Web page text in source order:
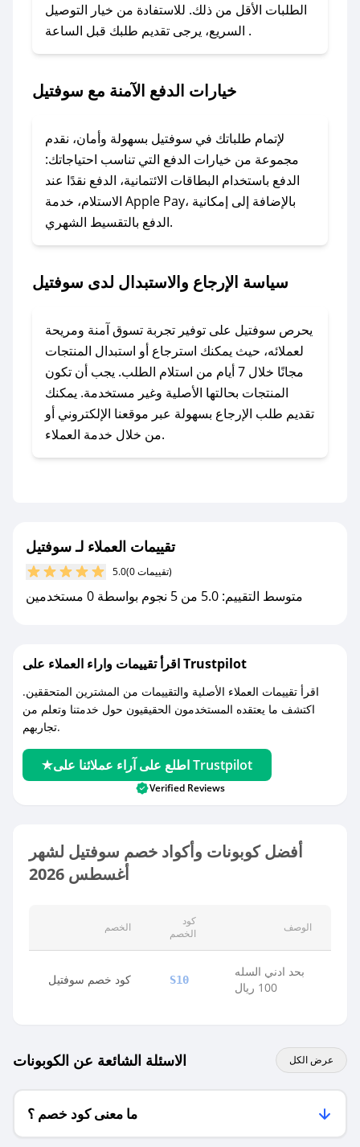
### كيفية استخدام كود خصم سوفتيل؟
1. انسخ كود الخصم من تطبيق صحصح.
2. الصقه في خانة الدفع عند التسوق من سوفتيل.
### ماذا أفعل إذا لم يعمل كود الخصم؟
الرسائل الخاصة على تويتر أو البريد الإلكتروني،
وسنقوم بحل المشكلة في أسرع وقت ممكن.
### ماذا أفعل إذا لم أجد كود خصم لمتجري
المفضل؟
في حال عدم توفر كوبونات لمتجرك المفضل، يمكنك
أسرع وقت ممكن.
### كيف تحصل على كوبونات خصم حصرية من
سوفتيل؟
للحصول على كوبونات وخصومات حصرية، قم بما
يلي:
- اضغط على أيقونة متابعة لمتجر سوفتيل في تطبيق
صحصح.
مع صحصح، تسوق بذكاء ووفّر على كل مشترياتك مع
الطلبات الأقل من ذلك. للاستفادة من خيار التوصيل
السريع، يرجى تقديم طلبك قبل الساعة .
خيارات الدفع الآمنة مع سوفتيل
لإتمام طلباتك في سوفتيل بسهولة وأمان، نقدم
مجموعة من خيارات الدفع التي تناسب احتياجاتك:
الدفع باستخدام البطاقات الائتمانية، الدفع نقدًا عند
الاستلام، خدمة Apple Pay، بالإضافة إلى إمكانية
الدفع بالتقسيط الشهري.
سياسة الإرجاع والاستبدال لدى سوفتيل
يحرص سوفتيل على توفير تجربة تسوق آمنة ومريحة
لعملائه، حيث يمكنك استرجاع أو استبدال المنتجات
مجانًا خلال 7 أيام من استلام الطلب. يجب أن تكون
المنتجات بحالتها الأصلية وغير مستخدمة. يمكنك
تقديم طلب الإرجاع بسهولة عبر موقعنا الإلكتروني أو
من خلال خدمة العملاء.
تقييمات العملاء لـ سوفتيل
5.0 (0 تقييمات)
متوسط التقييم: 5.0 من 5 نجوم بواسطة 0 مستخدمين
اقرأ تقييمات واراء العملاء على Trustpilot
اقرأ تقييمات العملاء الأصلية والتقييمات من المشترين المتحققين.
اكتشف ما يعتقده المستخدمون الحقيقيون حول خدمتنا وتعلم من
تجاربهم.
اطلع على آراء عملائنا على Trustpilot
Verified Reviews
أفضل كوبونات وأكواد خصم سوفتيل لشهر
أغسطس 2026
الخصم
كود
الخصم
الوصف
كود خصم سوفتيل S10
بحد ادني السله
100 ريال
الاسئلة الشائعة عن الكوبونات عرض الكل
ما معنى كود خصم ؟